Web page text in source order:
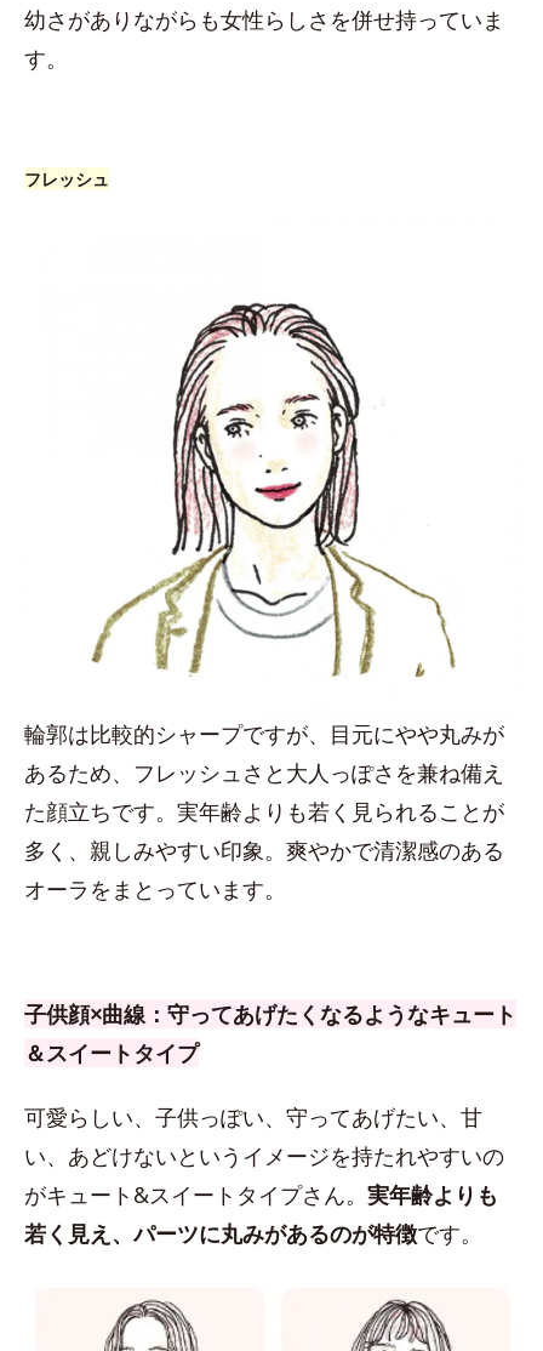
幼さがありながらも女性らしさを併せ持っていま
す。
フレッシュ
輪郭は比較的シャープですが、目元にやや丸みが
あるため、フレッシュさと大人っぽさを兼ね備え
た顔立ちです。実年齢よりも若く見られることが
多く、親しみやすい印象。爽やかで清潔感のある
オーラをまとっています。
子供顔×曲線：守ってあげたくなるようなキュート
＆スイートタイプ
可愛らしい、子供っぽい、守ってあげたい、甘
い、あどけないというイメージを持たれやすいの
がキュート&スイートタイプさん。 実年齢よりも
若く見え、パーツに丸みがあるのが特徴です。